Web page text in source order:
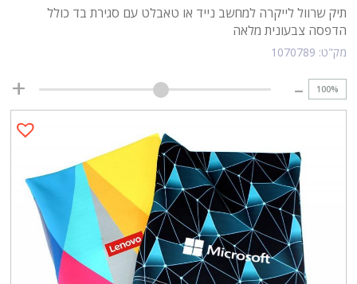
תיק שרוול לייקרה למחשב נייד או טאבלט עם סגירת בד כולל
הדפסה צבעונית מלאה
מק"ט: 1070789
100%